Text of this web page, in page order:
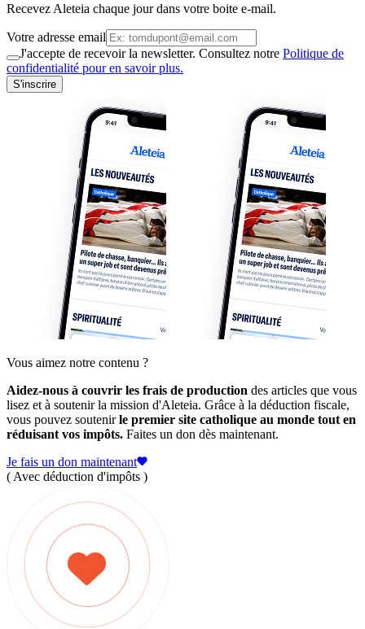
Recevez Aleteia chaque jour dans votre boite e-mail.
Votre adresse email
J'accepte de recevoir la newsletter. Consultez notre Politique de
confidentialité pour en savoir plus.
S'inscrire
Vous aimez notre contenu ?
Aidez-nous à couvrir les frais de production des articles que vous
lisez et à soutenir la mission d'Aleteia. Grâce à la déduction fiscale,
vous pouvez soutenirle premier site catholique au monde tout en
réduisant vos impôts. Faites un don dès maintenant.
Je fais un don maintenant
( Avec déduction d'impôts )